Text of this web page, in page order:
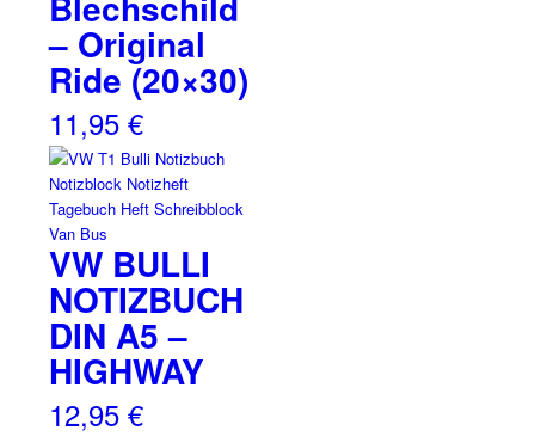
– Original
Ride (20×30)
11,95 €
VW BULLI
NOTIZBUCH
DIN A5 –
HIGHWAY
12,95 €